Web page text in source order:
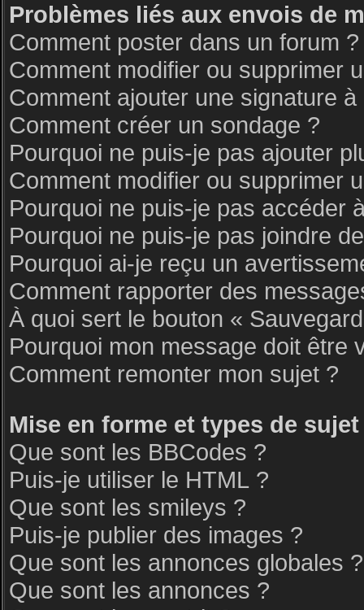
Problèmes liés aux envois de
Comment poster dans un forum ?
Comment modifier ou supprimer
Comment ajouter une signature
Comment créer un sondage ?
Pourquoi ne puis-je pas ajouter
Comment modifier ou supprimer
Pourquoi ne puis-je pas accéder
Pourquoi ne puis-je pas joindre
Pourquoi ai-je reçu un
Comment rapporter des
À quoi sert le bouton «
Pourquoi mon message doit être
Comment remonter mon sujet ?
Mise en forme et types de sujet
Que sont les BBCodes ?
Puis-je utiliser le HTML ?
Que sont les smileys ?
Puis-je publier des images ?
Que sont les annonces globales ?
Que sont les annonces ?